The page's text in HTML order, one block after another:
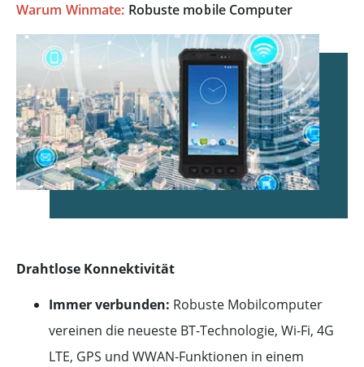
Warum Winmate: Robuste mobile Computer
Drahtlose Konnektivität
Immer verbunden: Robuste Mobilcomputer
vereinen die neueste BT-Technologie, Wi-Fi, 4G
LTE, GPS und WWAN-Funktionen in einem